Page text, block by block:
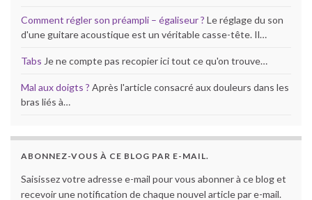
Comment régler son préampli – égaliseur ? Le réglage du son
d'une guitare acoustique est un véritable casse-tête. Il…
Tabs Je ne compte pas recopier ici tout ce qu'on trouve…
Mal aux doigts ? Après l'article consacré aux douleurs dans les
bras liés à…
ABONNEZ-VOUS À CE BLOG PAR E-MAIL.
Saisissez votre adresse e-mail pour vous abonner à ce blog et
recevoir une notification de chaque nouvel article par e-mail.